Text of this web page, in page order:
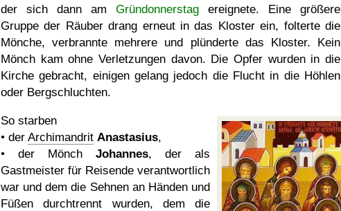
der sich dann am Gründonnerstag ereignete. Eine größere
Gruppe der Räuber drang erneut in das Kloster ein, folterte die
Mönche, verbrannte mehrere und plünderte das Kloster. Kein
Mönch kam ohne Verletzungen davon. Die Opfer wurden in die
Kirche gebracht, einigen gelang jedoch die Flucht in die Höhlen
oder Bergschluchten.
So starben
• der Archimandrit Anastasius,
• der Mönch Johannes, der als
Gastmeister für Reisende verantwortlich
war und dem die Sehnen an Händen und
Füßen durchtrennt wurden, dem die